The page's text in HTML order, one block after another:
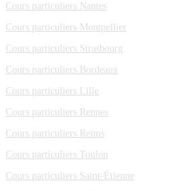
Cours particuliers Nantes
Cours particuliers Montpellier
Cours particuliers Strasbourg
Cours particuliers Bordeaux
Cours particuliers Lille
Cours particuliers Rennes
Cours particuliers Reims
Cours particuliers Toulon
Cours particuliers Saint-Étienne